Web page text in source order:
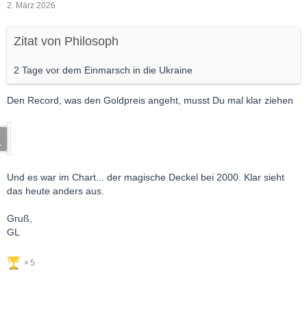
2. März 2026
Zitat von Philosoph
2 Tage vor dem Einmarsch in die Ukraine
Den Record, was den Goldpreis angeht, musst Du mal klar ziehen
Und es war im Chart... der magische Deckel bei 2000. Klar sieht
das heute anders aus.
Gruß,
GL
5